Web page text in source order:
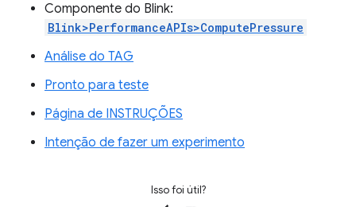
Componente do Blink:
Blink>PerformanceAPIs>ComputePressure
Análise do TAG
Pronto para teste
Página de INSTRUÇÕES
Intenção de fazer um experimento
Isso foi útil?